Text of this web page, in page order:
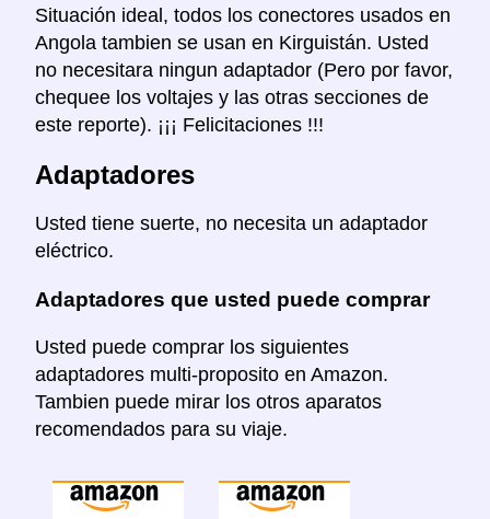
Situación ideal, todos los conectores usados en
Angola tambien se usan en Kirguistán. Usted
no necesitara ningun adaptador (Pero por favor,
chequee los voltajes y las otras secciones de
este reporte). ¡¡¡ Felicitaciones !!!
Adaptadores
Usted tiene suerte, no necesita un adaptador
eléctrico.
Adaptadores que usted puede comprar
Usted puede comprar los siguientes
adaptadores multi-proposito en Amazon.
Tambien puede mirar los otros aparatos
recomendados para su viaje.